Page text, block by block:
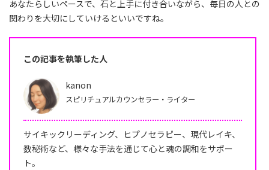
あなたらしいペースで、石と上手に付き合いながら、毎日の人との
関わりを大切にしていけるといいですね。
この記事を執筆した人
kanon
スピリチュアルカウンセラー・ライター
サイキックリーディング、ヒプノセラピー、現代レイキ、
数秘術など、様々な手法を通じて心と魂の調和をサポー
ト。